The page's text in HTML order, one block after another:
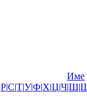
Име
Р|С|Т|У|Ф|Х|Ц|Ч|Ш|